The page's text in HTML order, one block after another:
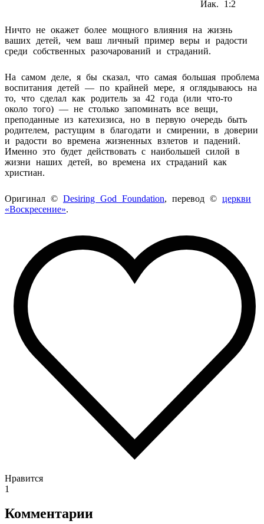
Иак. 1:2
Ничто не окажет более мощного влияния на жизнь
ваших детей, чем ваш личный пример веры и радости
среди собственных разочарований и страданий.
На самом деле, я бы сказал, что самая большая проблема
воспитания детей — по крайней мере, я оглядываюсь на
то, что сделал как родитель за 42 года (или что-то
около того) — не столько запоминать все вещи,
преподанные из катехизиса, но в первую очередь быть
родителем, растущим в благодати и смирении, в доверии
и радости во времена жизненных взлетов и падений.
Именно это будет действовать с наибольшей силой в
жизни наших детей, во времена их страданий как
христиан.
Оригинал © Desiring God Foundation, перевод © церкви
«Воскресение».
Нравится
1
Комментарии